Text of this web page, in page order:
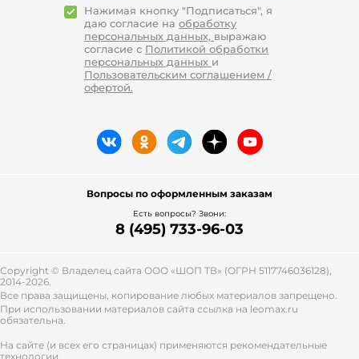
leomax.ru женскую одежду отличает
высокое качество пошива и
используемых материалов.
Купить женский костюм в магазине
leomax.ru
найдете на онлайн-площадке leomax.ru.
Помимо этого, в интернет-каталоге
бытовой техники, инструментов, обуви,
украшений и бижутерии, а также
товаров для дома, сада, дачи.
честные без накруток или доплат
высокое качество всех
представленных товаров;
(наличные, банковские карты и
Нажимая кнопку "Подписаться", я
даю согласие на обработку
персональных данных, выражаю
согласие с Политикой обработки
персональных данных и
Пользовательским соглашением /
офертой.
Вопросы по оформленным заказам
Есть вопросы? Звони:
8 (495) 733-96-03
Copyright © Владелец сайта ООО «ШОП ТВ» (ОГРН 5117746036128),
2014-2026.
Все права защищены, копирование любых материалов запрещено.
При использовании материалов сайта ссылка на leomax.ru
обязательна.
На сайте (и всех его страницах) применяются рекомендательные
технологии.